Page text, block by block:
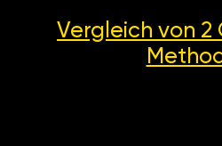
Vergleich von 2